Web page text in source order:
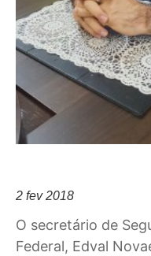
2 fev 2018
O secretário de
Federal, Edval